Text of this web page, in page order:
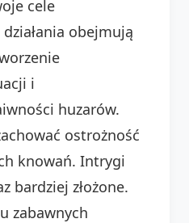
cele
obejmują
i
huzarów.
ostrożność
knowań. Intrygi
bardziej złożone.
zabawnych